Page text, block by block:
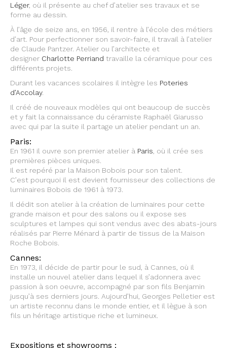
Léger, où il présente au chef d’atelier ses travaux et se
forme au dessin.
À l’âge de seize ans, en 1956, il rentre à l’école des métiers
d’art. Pour perfectionner son savoir-faire, il travail à l’atelier
de Claude Pantzer. Atelier ou l’architecte et
designer Charlotte Perriand travaille la céramique pour ces
différents projets.
Durant les vacances scolaires il intègre les Poteries
d’Accolay.
Il créé de nouveaux modèles qui ont beaucoup de succès
et y fait la connaissance du céramiste Raphaël Giarusso
avec qui par la suite il partage un atelier pendant un an.
Paris:
En 1961 il ouvre son premier atelier à Paris , où il crée ses
premières pièces uniques.
Il est repéré par la Maison Bobois pour son talent.
C’est pourquoi il est devient fournisseur des collections de
luminaires Bobois de 1961 à 1973.
Il dédit son atelier à la création de luminaires pour cette
grande maison et pour des salons ou il expose ses
sculptures et lampes qui sont vendus avec des abats-jours
réalisés par Pierre Ménard à partir de tissus de la Maison
Roche Bobois.
Cannes:
En 1973, il décide de partir pour le sud, à Cannes, où il
installe un nouvel atelier dans lequel il s’adonnera avec
passion à son oeuvre, accompagné par son fils Benjamin
jusqu’à ses derniers jours. Aujourd’hui, Georges Pelletier est
un artiste reconnu dans le monde entier, et il lègue à son
fils un héritage artistique riche et lumineux.
Expositions et showrooms :